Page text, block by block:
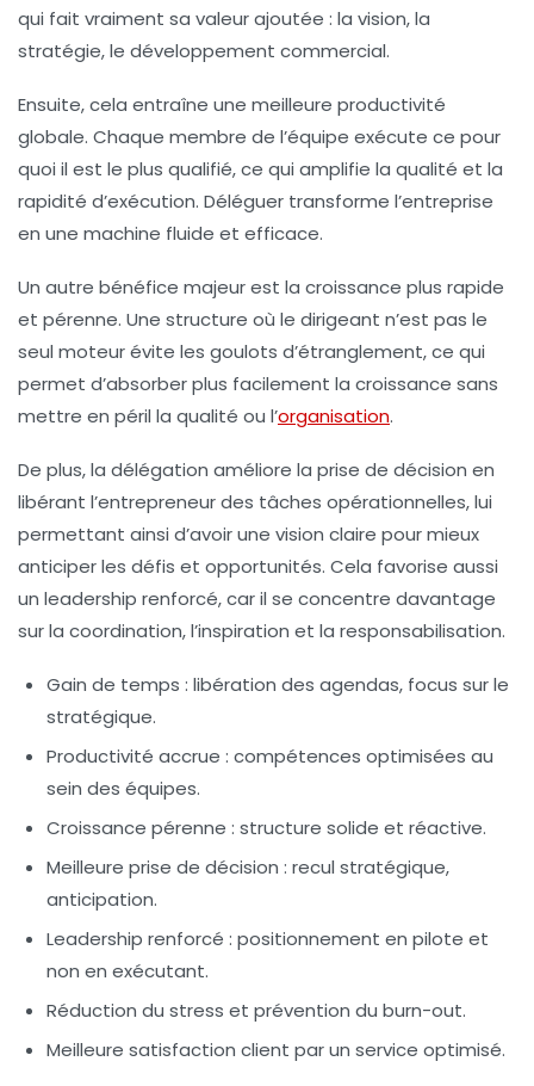
qui fait vraiment sa valeur ajoutée : la vision, la
stratégie, le développement commercial.
Ensuite, cela entraîne une meilleure productivité
globale. Chaque membre de l’équipe exécute ce pour
quoi il est le plus qualifié, ce qui amplifie la qualité et la
rapidité d’exécution. Déléguer transforme l’entreprise
en une machine fluide et efficace.
Un autre bénéfice majeur est la croissance plus rapide
et pérenne. Une structure où le dirigeant n’est pas le
seul moteur évite les goulots d’étranglement, ce qui
permet d’absorber plus facilement la croissance sans
mettre en péril la qualité ou l’organisation.
De plus, la délégation améliore la prise de décision en
libérant l’entrepreneur des tâches opérationnelles, lui
permettant ainsi d’avoir une vision claire pour mieux
anticiper les défis et opportunités. Cela favorise aussi
un leadership renforcé, car il se concentre davantage
sur la coordination, l’inspiration et la responsabilisation.
Gain de temps : libération des agendas, focus sur le
stratégique.
Productivité accrue : compétences optimisées au
sein des équipes.
Croissance pérenne : structure solide et réactive.
Meilleure prise de décision : recul stratégique,
anticipation.
Leadership renforcé : positionnement en pilote et
non en exécutant.
Réduction du stress et prévention du burn-out.
Meilleure satisfaction client par un service optimisé.